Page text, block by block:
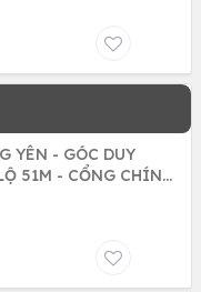
YÊN - GÓC DUY
51M - CỔNG CHÍNH